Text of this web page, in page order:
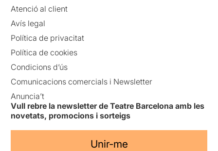
Atenció al client
Avís legal
Política de privacitat
Política de cookies
Condicions d’ús
Comunicacions comercials i Newsletter
Anuncia’t
Vull rebre la newsletter de Teatre Barcelona amb les
novetats, promocions i sorteigs
Unir-me